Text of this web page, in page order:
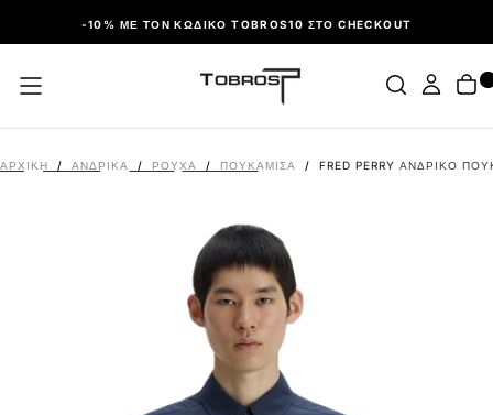
ΠΑΡΆΛΕΙΨΗ-10% ΜΕ ΤΟΝ ΚΩΔΙΚΌ TOBROS10 ΣΤΟ CHECKOUT
ΑΡΧΙΚΉ / ΑΝΔΡΙΚΑ / ΡΟΎΧΑ / ΠΟΥΚΆΜΙΣΑ / FRED PERRY ΑΝΔΡΙΚΌ